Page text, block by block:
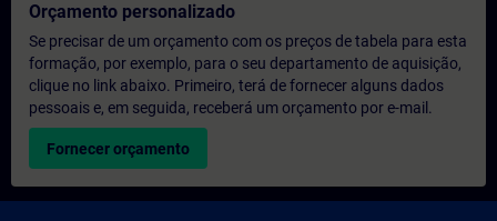
Orçamento personalizado
Se precisar de um orçamento com os preços de tabela para esta
formação, por exemplo, para o seu departamento de aquisição,
clique no link abaixo. Primeiro, terá de fornecer alguns dados
pessoais e, em seguida, receberá um orçamento por e-mail.
Fornecer orçamento